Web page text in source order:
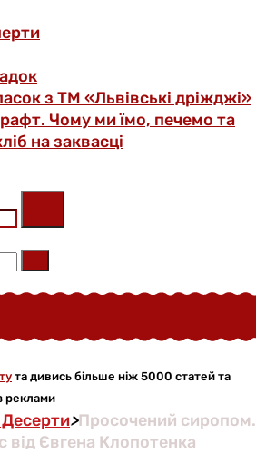
з ТМ «Львівські дріжджі»
Чому ми їмо, печемо та
на заквасці
та дивись більше ніж 5000 статей та
реклами
>Просочений сиропом.
від Євгена Клопотенка